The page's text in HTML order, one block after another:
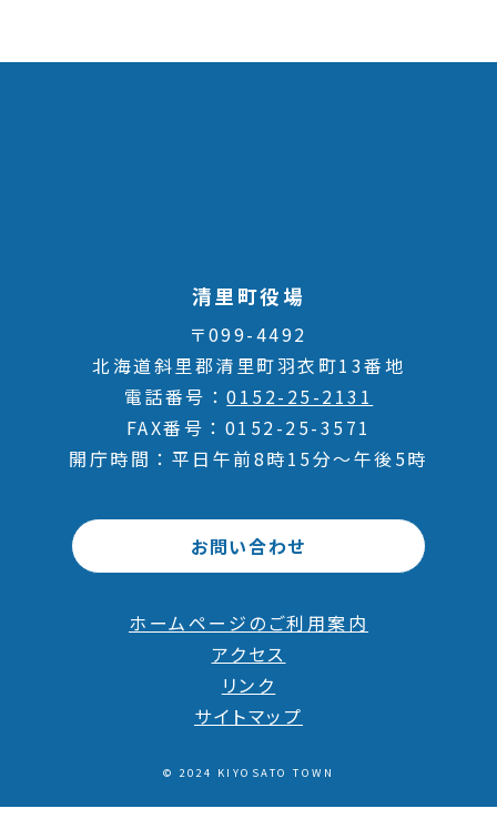
清里町役場
〒099-4492
北海道斜里郡清里町羽衣町13番地
電話番号
0152-25-2131
FAX番号
0152-25-3571
開庁時間
平日午前8時15分～午後5時
お問い合わせ
ホームページのご利用案内
アクセス
リンク
サイトマップ
© 2024 KIYOSATO TOWN